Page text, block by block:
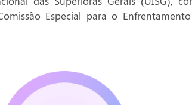
Especial para o